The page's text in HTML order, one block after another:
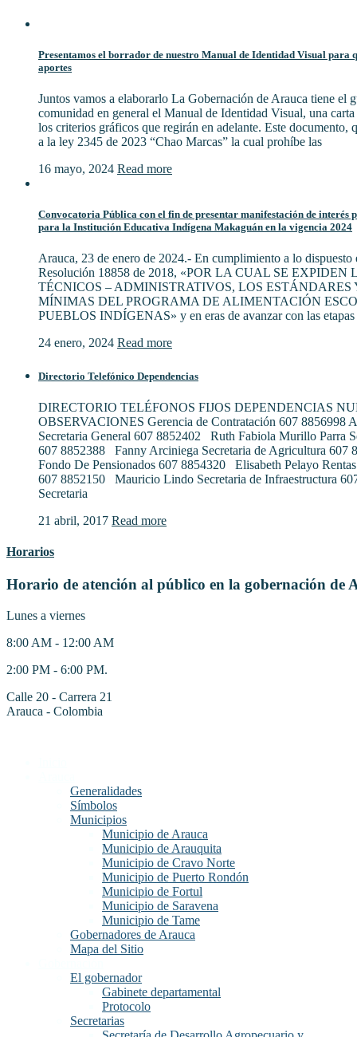
Presentamos el borrador de nuestro Manual de Identidad Visual para
aportes
Juntos vamos a elaborarlo La Gobernación de Arauca tiene el
comunidad en general el Manual de Identidad Visual, una
los criterios gráficos que regirán en adelante. Este documento,
a la ley 2345 de 2023 “Chao Marcas” la cual prohíbe las
16 mayo, 2024 Read more
Convocatoria Pública con el fin de presentar manifestación de interés
para la Institución Educativa Indígena Makaguán en la vigencia 2024
Arauca, 23 de enero de 2024.- En cumplimiento a lo dispuesto
Resolución 18858 de 2018, «POR LA CUAL SE
TÉCNICOS – ADMINISTRATIVOS, LOS ESTÁNDARES
MÍNIMAS DEL PROGRAMA DE ALIMENTACIÓN
PUEBLOS INDÍGENAS» y en eras de avanzar con las etapas
24 enero, 2024 Read more
Directorio Telefónico Dependencias
DIRECTORIO TELÉFONOS FIJOS DEPENDENCIAS
OBSERVACIONES Gerencia de Contratación 607 8856998
Secretaria General 607 8852402 Ruth Fabiola Murillo Parra
607 8852388 Fanny Arciniega Secretaria de Agricultura 607
Fondo De Pensionados 607 8854320 Elisabeth Pelayo
607 8852150 Mauricio Lindo Secretaria de Infraestructura
Secretaria
21 abril, 2017 Read more
Horarios
Horario de atención al público en la gobernación de
Lunes a viernes
8:00 AM - 12:00 AM
2:00 PM - 6:00 PM.
Calle 20 - Carrera 21
Arauca - Colombia
Generalidades
Símbolos
Municipios
Municipio de Arauca
Municipio de Arauquita
Municipio de Cravo Norte
Municipio de Puerto Rondón
Municipio de Fortul
Municipio de Saravena
Municipio de Tame
Gobernadores de Arauca
Mapa del Sitio
El gobernador
Gabinete departamental
Protocolo
Secretarias